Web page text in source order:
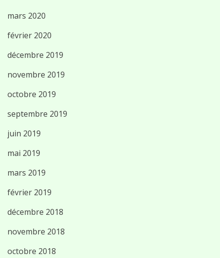
mars 2020
février 2020
décembre 2019
novembre 2019
octobre 2019
septembre 2019
juin 2019
mai 2019
mars 2019
février 2019
décembre 2018
novembre 2018
octobre 2018